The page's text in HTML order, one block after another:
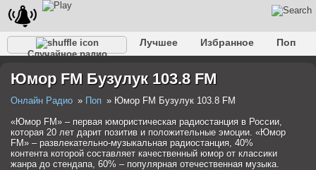
Случайное радио
Лучшее Избранное
Поп
Разговорное
Рэп Транс Дип-хаус
Юмор FM Бузулук 103.8 FM
Онлайн Радио Поп
Юмор FM Бузулук 103.8 FM
«Юмор FM» – первая юмористическая радиостанция в России,
которая 20 лет дарит позитив и положительные эмоции. «Юмор
FM» – развлекательно-музыкальная радиостанция, 40%
контента которой составляет качественный юмор от классики
жанра до стендапа, 60% – популярная отечественная музыка.